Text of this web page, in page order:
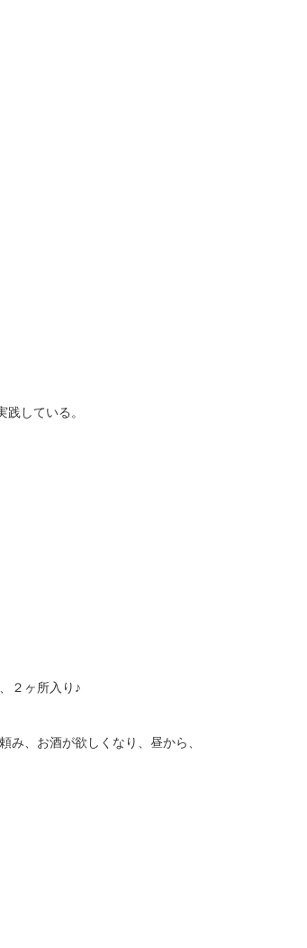
している。
２ヶ所入り♪
、お酒が欲しくなり、昼から、